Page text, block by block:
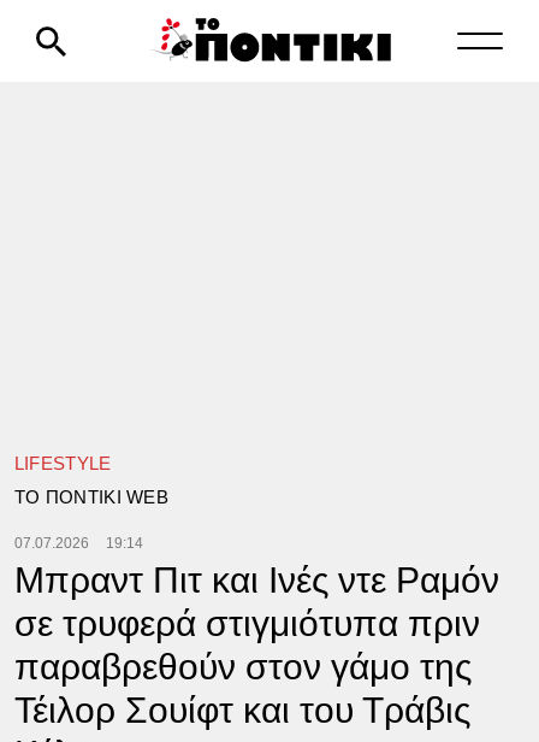
LIFESTYLE
TΟ ΠΟΝΤΙΚΙ WEB
07.07.2026 19:14
Μπραντ Πιτ και Ινές ντε Ραμόν
σε τρυφερά στιγμιότυπα πριν
παραβρεθούν στον γάμο της
Τέιλορ Σουίφτ και του Τράβις